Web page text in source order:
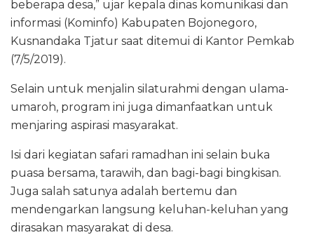
beberapa desa,” ujar kepala dinas komunikasi dan
informasi (Kominfo) Kabupaten Bojonegoro,
Kusnandaka Tjatur saat ditemui di Kantor Pemkab
(7/5/2019).
Selain untuk menjalin silaturahmi dengan ulama-
umaroh, program ini juga dimanfaatkan untuk
menjaring aspirasi masyarakat.
Isi dari kegiatan safari ramadhan ini selain buka
puasa bersama, tarawih, dan bagi-bagi bingkisan.
Juga salah satunya adalah bertemu dan
mendengarkan langsung keluhan-keluhan yang
dirasakan masyarakat di desa.